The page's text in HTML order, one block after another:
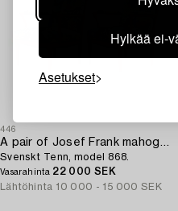
Hylkää ei-
Asetukset
446
A pair of Josef Frank mahogany armchairs,
Svenskt Tenn, model 868.
Vasarahinta 22 000 SEK
Lähtöhinta 10 000 - 15 000 SEK